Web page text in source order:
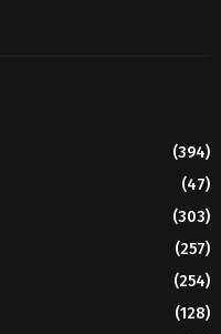
(394)
(47)
(303)
(257)
(254)
(128)